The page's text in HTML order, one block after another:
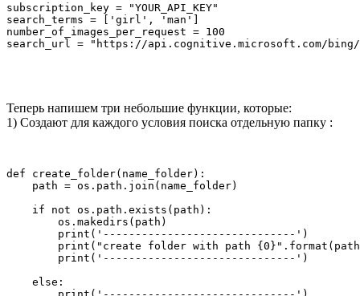
subscription_key = "YOUR_API_KEY"
search_terms = ['girl', 'man']
number_of_images_per_request = 100
search_url = "https://api.cognitive.microsoft.com/bing/
Теперь напишем три небольшие функции, которые:
1) Создают для каждого условия поиска отдельную папку :
def create_folder(name_folder):
    path = os.path.join(name_folder)
    if not os.path.exists(path):
        os.makedirs(path)
        print('------------------------------')
print("create folder with path
        print('------------------------------')
    else: